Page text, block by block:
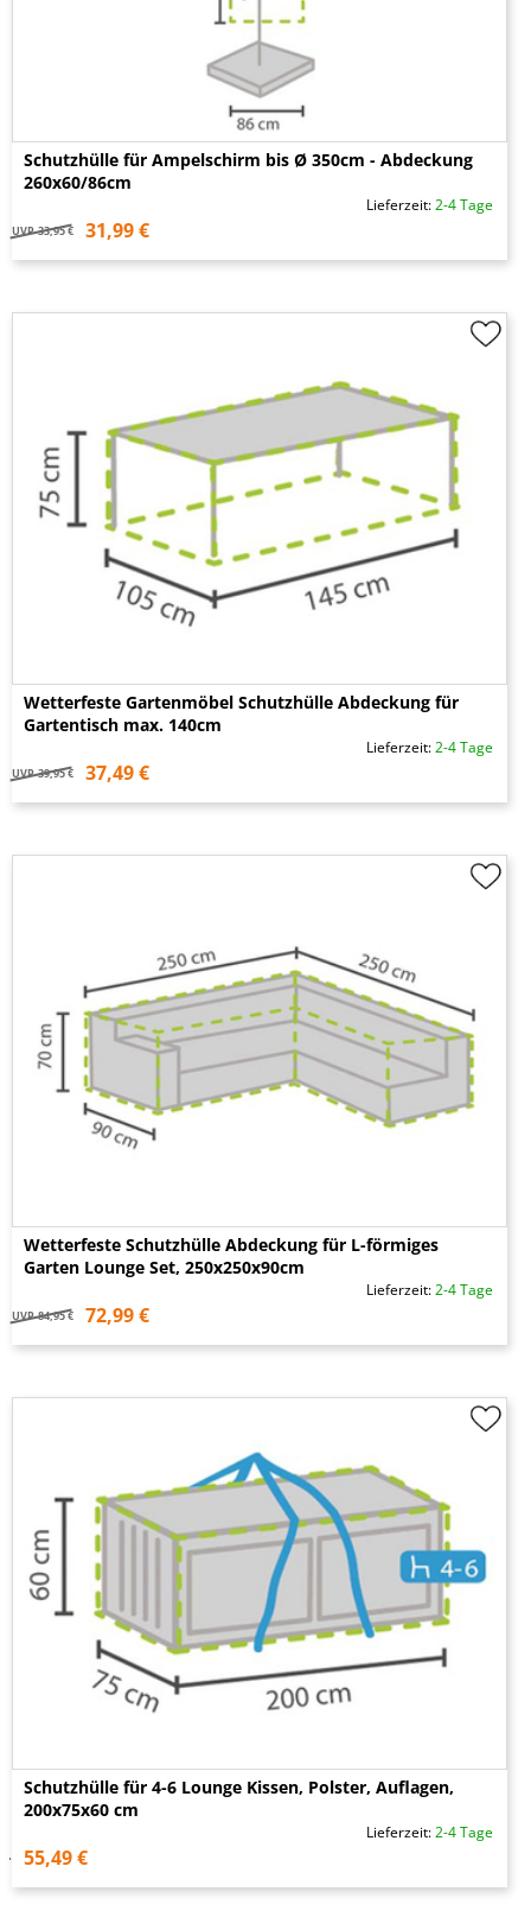
Schutzhülle für Ampelschirm bis Ø 350cm - Abdeckung
260x60/86cm
Lieferzeit:2-4 Tage
UVP 33,95 € 31,99 €
Wetterfeste Gartenmöbel Schutzhülle Abdeckung für
Gartentisch max. 140cm
Lieferzeit:2-4 Tage
UVP 39,95 € 37,49 €
Wetterfeste Schutzhülle Abdeckung für L-förmiges
Garten Lounge Set, 250x250x90cm
Lieferzeit:2-4 Tage
UVP 84,95 € 72,99 €
Schutzhülle für 4-6 Lounge Kissen, Polster, Auflagen,
200x75x60 cm
Lieferzeit:2-4 Tage
55,49 €